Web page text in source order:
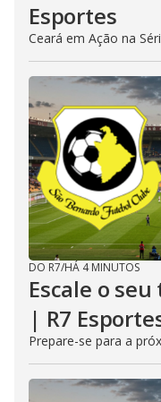
Esportes
Ceará em Ação na
DO R7/HÁ 4 MINUTOS
Escale o
| R7
Prepare-se para a